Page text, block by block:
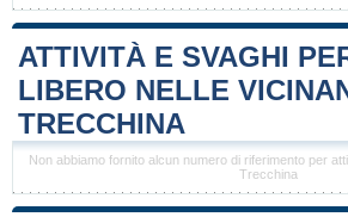
ATTIVITÀ E SVAGHI
LIBERO NELLE
TRECCHINA
Non abbiamo fornito alcun numero di riferimento per
Trecchina